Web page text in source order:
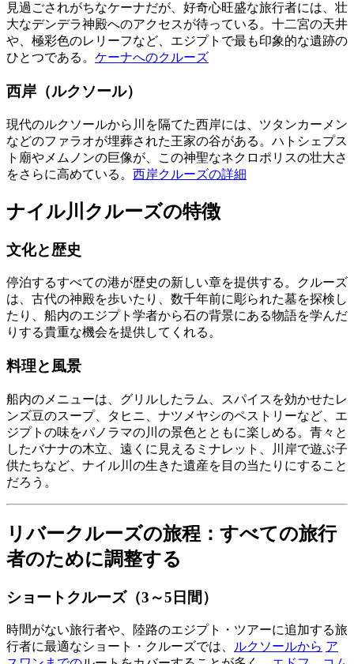
見過ごされがちなケーナだが、好奇心旺盛な旅行者には、壮
大なデンデラ神殿へのアクセスが待っている。十二宮の天井
や、極彩色のレリーフなど、エジプトで最も印象的な遺跡の
ひとつである。 ケーナへのクルーズ
西岸（ルクソール）
現代のルクソールから川を隔てた西岸には、ツタンカーメン
などのファラオが埋葬された王家の谷がある。ハトシェプス
ト廟やメムノンの巨像が、この神聖なネクロポリスの壮大さ
をさらに高めている。 西岸クルーズの詳細
ナイル川クルーズの特徴
文化と歴史
停泊するすべての港が歴史の新しい章を提供する。クルーズ
は、古代の神殿を歩いたり、数千年前に彫られた墓を探検し
たり、船内のエジプト学者から石の背景にある物語を学んだ
りする貴重な機会を提供してくれる。
料理と風景
船内のメニューは、グリルしたラム、スパイスを効かせたレ
ンズ豆のスープ、タヒニ、ナツメヤシのペストリーなど、エ
ジプトの味をパノラマの川の景色とともに楽しめる。青々と
したバナナの木立、遠くに見えるミナレット、川岸で遊ぶ子
供たちなど、ナイル川の生きた遺産を目の当たりにすること
だろう。
リバークルーズの旅程：すべての旅行
者のために調整する
ショートクルーズ（3～5日間）
時間がない旅行者や、陸路のエジプト・ツアーに追加する旅
行者に最適なショート・クルーズでは、
ルクソールから ア